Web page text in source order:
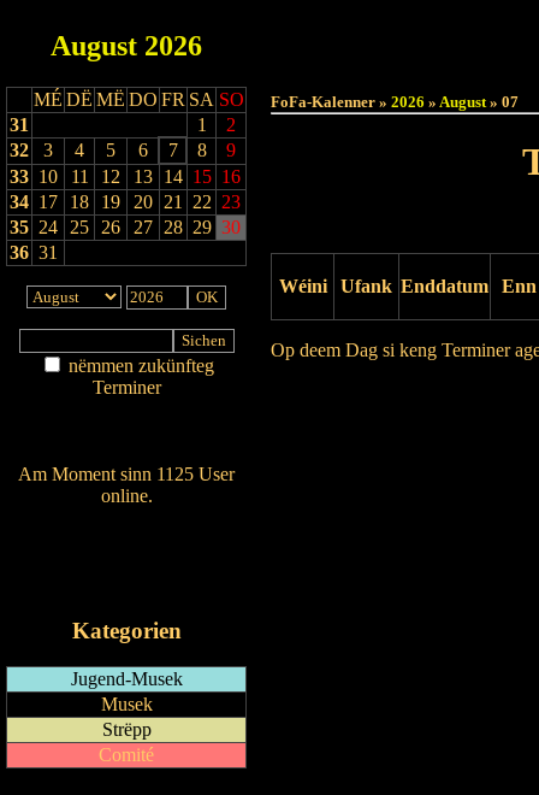
August 2026
MÉ DË MË DO FR SA SO
31
1
2
32
3 4 5 6 7 8
9
33 10 11 12 13 14 15 16
34 17 18 19 20 21 22 23
35 24 25 26 27 28 29 30
36 31
nëmmen zukünfteg
Terminer
Am Moment sinn 1125 User
online.
Kategorien
Jugend-Musek
Musek
Strëpp
Comité
FoFa-Kalenner » 2026 » August» 07
Wéini Ufank Enddatum Enn
Op deem Dag si keng Terminer